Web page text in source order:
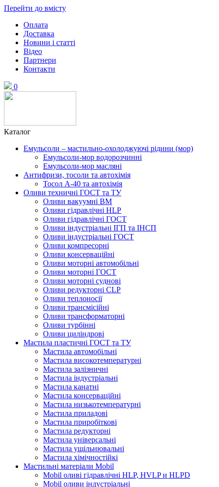
Перейти до вмісту
Оплата
Доставка
Новини і статті
Відео
Партнери
Контакти
0
Каталог
Емульсоли – мастильно-охолоджуючі рідини (мор)
Емульсоли-мор водорозчинні
Емульсоли-мор масляні
Антифризи, тосоли та автохімія
Тосол А-40 та автохімія
Оливи техничні ГОСТ та ТУ
Оливи вакуумні ВМ
Оливи гідравлічні HLP
Оливи гідравлічні ГОСТ
Оливи індустріальні ІГП та ІНСП
Оливи індустріальні ГОСТ
Оливи компресорні
Оливи консерваційні
Оливи моторні автомобільні
Оливи моторні ГОСТ
Оливи моторні суднові
Оливи редукторні CLP
Оливи теплоносії
Оливи трансмісійні
Оливи трансформаторні
Оливи турбінні
Оливи циліндрові
Мастила пластичні ГОСТ та ТУ
Мастила автомобільні
Мастила високотемпературні
Мастила залізничні
Мастила індустріальні
Мастила канатні
Мастила консерваційні
Мастила низькотемпературні
Мастила приладові
Мастила приробіткові
Мастила редукторні
Мастила універсальні
Мастила ущільнювальні
Мастила хімічностійкі
Мастильні матеріали Mobil
Mobil оливі гідравлічні HLP, HVLP и HLPD
Mobil оливи індустріальні